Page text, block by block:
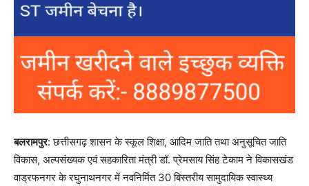
बलरामपुर: छत्तीसगढ़ शासन के स्कूल शिक्षा, आदिम जाति तथा अनुसूचित जाति
विकास, अल्पसंख्यक एवं सहकारिता मंत्री डॉ. प्रेमसाय सिंह टेकाम ने विकासखंड
वाड्रफनगर के रघुनाथनगर में नवनिर्मित 30 बिस्तरीय सामुदायिक स्वास्थ्य